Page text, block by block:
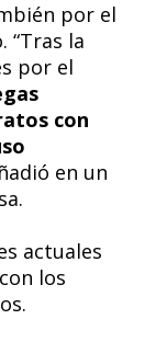
por el
“Tras la
por el
con
en un
actuales
los